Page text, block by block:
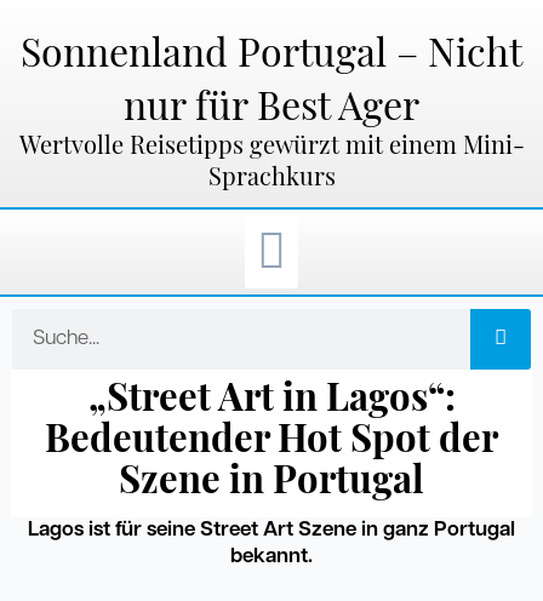
Inhalt
springen
Sonnenland Portugal – Nicht
nur für Best Ager
Wertvolle Reisetipps gewürzt mit einem Mini-
Sprachkurs
„Street Art in Lagos“:
Bedeutender Hot Spot der
Szene in Portugal
Lagos ist für seine Street Art Szene in ganz Portugal
bekannt.